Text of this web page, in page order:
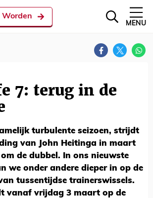
Worden
MENU
7: terug in de
turbulente seizoen, strijdt
van John Heitinga in maart
om de dubbel. In ons nieuwste
we onder andere dieper in op de
tussentijdse trainerswissels.
vanaf vrijdag 3 maart op de